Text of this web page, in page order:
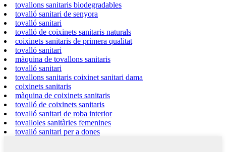
tovallons sanitaris biodegradables
tovalló sanitari de senyora
tovalló sanitari
tovalló de coixinets sanitaris naturals
coixinets sanitaris de primera qualitat
tovalló sanitari
màquina de tovallons sanitaris
tovalló sanitari
tovallons sanitaris coixinet sanitari dama
coixinets sanitaris
màquina de coixinets sanitaris
tovalló de coixinets sanitaris
tovalló sanitari de roba interior
tovalloles sanitàries femenines
tovalló sanitari per a dones